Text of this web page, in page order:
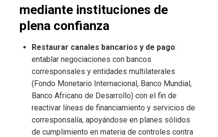
mediante instituciones de
plena confianza
Restaurar canales bancarios y de pago:
entablar negociaciones con bancos
corresponsales y entidades multilaterales
(Fondo Monetario Internacional, Banco Mundial,
Banco Africano de Desarrollo) con el fin de
reactivar líneas de financiamiento y servicios de
corresponsalía, apoyándose en planes sólidos
de cumplimiento en materia de controles contra